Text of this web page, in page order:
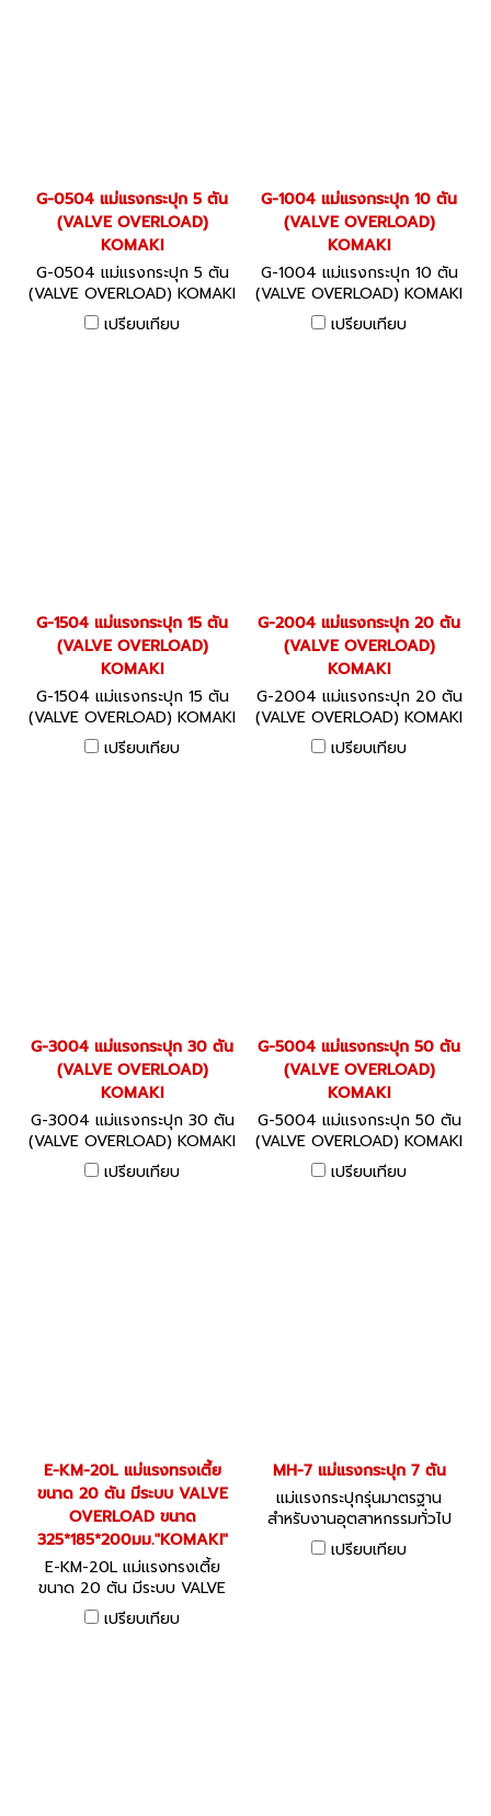
G-0504 แม่แรงกระปุก 5 ตัน
(VALVE OVERLOAD)
KOMAKI
G-0504 แม่แรงกระปุก 5 ตัน
(VALVE OVERLOAD) KOMAKI
เปรียบเทียบ
G-1004 แม่แรงกระปุก 10 ตัน
(VALVE OVERLOAD)
KOMAKI
G-1004 แม่แรงกระปุก 10 ตัน
(VALVE OVERLOAD) KOMAKI
เปรียบเทียบ
G-1504 แม่แรงกระปุก 15 ตัน
(VALVE OVERLOAD)
KOMAKI
G-1504 แม่แรงกระปุก 15 ตัน
(VALVE OVERLOAD) KOMAKI
เปรียบเทียบ
G-2004 แม่แรงกระปุก 20 ตัน
(VALVE OVERLOAD)
KOMAKI
G-2004 แม่แรงกระปุก 20 ตัน
(VALVE OVERLOAD) KOMAKI
เปรียบเทียบ
G-3004 แม่แรงกระปุก 30 ตัน
(VALVE OVERLOAD)
KOMAKI
G-3004 แม่แรงกระปุก 30 ตัน
(VALVE OVERLOAD) KOMAKI
เปรียบเทียบ
G-5004 แม่แรงกระปุก 50 ตัน
(VALVE OVERLOAD)
KOMAKI
G-5004 แม่แรงกระปุก 50 ตัน
(VALVE OVERLOAD) KOMAKI
เปรียบเทียบ
E-KM-20L แม่แรงทรงเตี้ย
ขนาด 20 ตัน มีระบบ VALVE
OVERLOAD ขนาด
325*185*200มม."KOMAKI"
E-KM-20L แม่แรงทรงเตี้ย
ขนาด 20 ตัน มีระบบ VALVE
OVERLOAD ขนาด
325*185*200มม."KOMAKI"
เปรียบเทียบ
MH-7 แม่แรงกระปุก 7 ตัน
แม่แรงกระปุกรุ่นมาตรฐาน
สำหรับงานอุตสาหกรรมทั่วไป
เปรียบเทียบ